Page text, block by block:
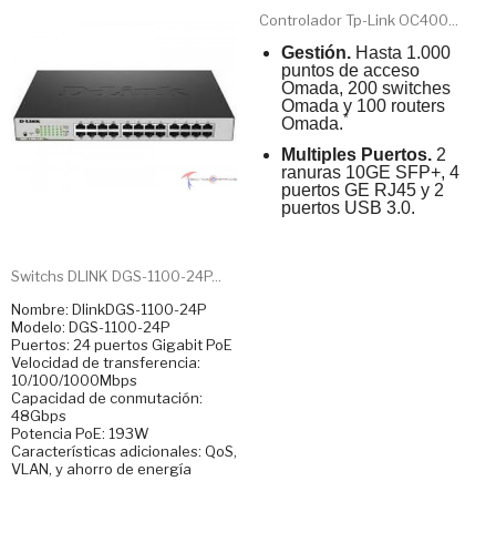
Switchs DLINK DGS-1100-24P...
Nombre: DlinkDGS-1100-24P
Modelo: DGS-1100-24P
Puertos: 24 puertos Gigabit PoE
Velocidad de transferencia:
10/100/1000Mbps
Capacidad de conmutación:
48Gbps
Potencia PoE: 193W
Características adicionales: QoS,
VLAN, y ahorro de energía
Controlador Tp-Link OC400...
Gestión. Hasta 1.000
puntos de acceso
Omada, 200 switches
Omada y 100 routers
Omada.*
Multiples Puertos. 2
ranuras 10GE SFP+, 4
puertos GE RJ45 y 2
puertos USB 3.0.